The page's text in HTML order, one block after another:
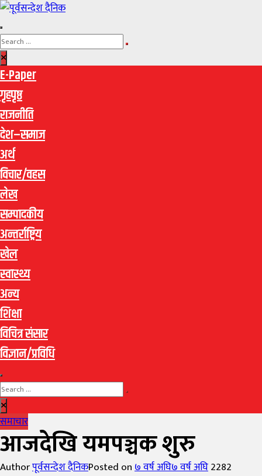
E-Paper
गृहपृष्ठ
राजनीति
देश–समाज
अर्थ
विचार/वहस
लेख
सम्पादकीय
अन्तर्राष्ट्रिय
खेल
स्वास्थ्य
अन्य
शिक्षा
विचित्र संसार
विज्ञान/प्रविधि
समाचार
आजदेखि यमपञ्चक शुरु
Authorपूर्वसन्देश दैनिकPosted on७ वर्ष अघि७ वर्ष अघि2282